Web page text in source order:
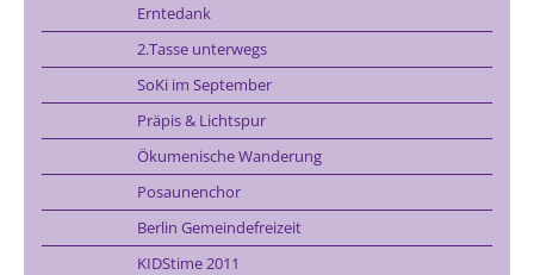
Erntedank
2.Tasse unterwegs
SoKi im September
Präpis & Lichtspur
Ökumenische Wanderung
Posaunenchor
Berlin Gemeindefreizeit
KIDStime 2011